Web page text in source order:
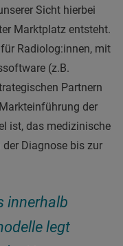
Sicht hierbei
Marktplatz entsteht.
Radiolog:innen, mit
(z.B.
Partnern
der
ist, das medizinische
Diagnose bis zur
innerhalb
legt